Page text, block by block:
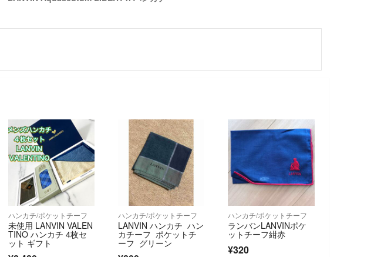
ハンカチ/ポケットチーフ
未使用 LANVIN VALEN
TINO ハンカチ 4枚セ
ット ギフト
ハンカチ/ポケットチーフ
LANVIN ハンカチ ハン
カチーフ ポケットチ
ーフ グリーン
ハンカチ/ポケットチーフ
ランバンLANVINポケ
ットチーフ紺赤
¥320